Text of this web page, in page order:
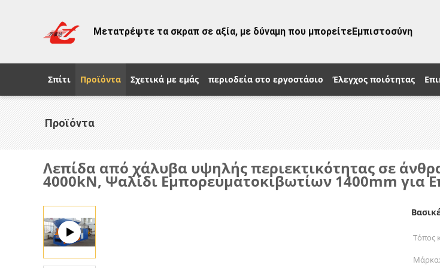
Μετατρέψτε τα σκραπ σε αξία, με δύναμη που μπορείτεΕμπιστοσύνη
Σπίτι Προϊόντα Σχετικά με εμάς περιοδεία στο εργοστάσιο Έλεγχος ποιότητας
Προϊόντα
Λεπίδα από χάλυβα υψηλής περιεκτικότητας σε
4000kN, Ψαλίδι Εμπορευματοκιβωτίων 1400mm για
Τόπος
Μάρκα: